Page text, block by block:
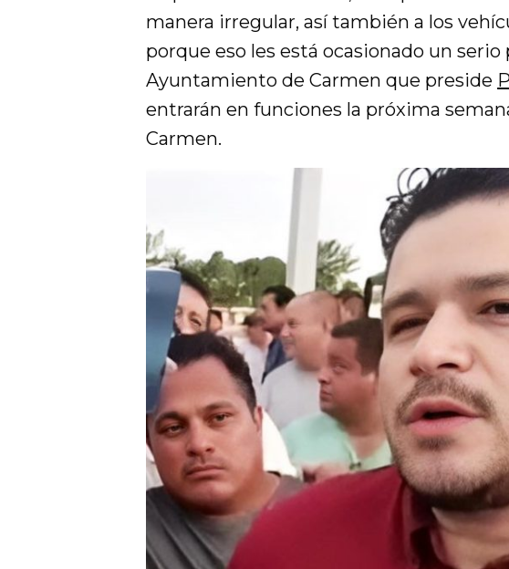
manera irregular, así también a los
porque eso les está ocasionado un serio
Ayuntamiento de Carmen que preside
entrarán en funciones la próxima
Carmen.